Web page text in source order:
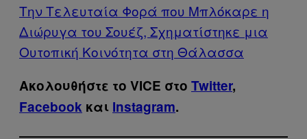
Την Τελευταία Φορά που Μπλόκαρε η
Διώρυγα του Σουέζ, Σχηματίστηκε μια
Ουτοπική Κοινότητα στη Θάλασσα
Ακολουθήστε το VICE στο Twitter,
Facebook και Instagram.